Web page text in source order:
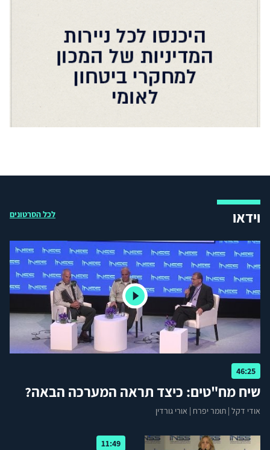
וידאו לכל הסרטונים
46:25
שיח מח"טים: כיצד תראה המערכה הבאה?
אודי דקל תומר יפרח אורי גורדין
11:49